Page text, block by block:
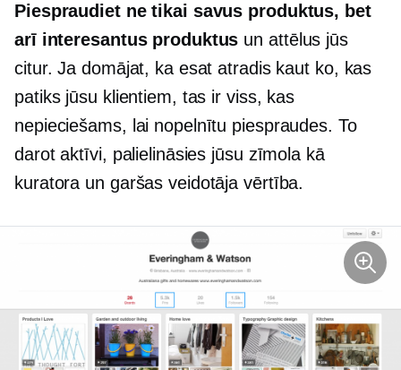
Piespraudiet ne tikai savus produktus, bet
arī interesantus produktus un attēlus jūs
citur. Ja domājat, ka esat atradis kaut ko, kas
patiks jūsu klientiem, tas ir viss, kas
nepieciešams, lai nopelnītu piespraudes. To
darot aktīvi, palielināsies jūsu zīmola kā
kuratora un garšas veidotāja vērtība.